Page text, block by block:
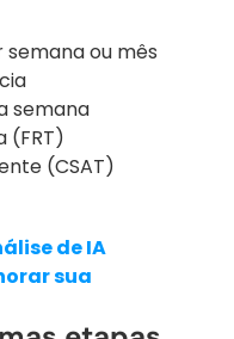
ou mês
semana
(FRT)
(CSAT)
de IA
sua